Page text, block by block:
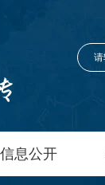
信息公开